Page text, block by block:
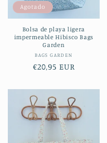
Agotado
Bolsa de playa ligera
impermeable Hibisco Bags
Garden
Proveedor:
BAGS GARDEN
Precio
€20,95 EUR